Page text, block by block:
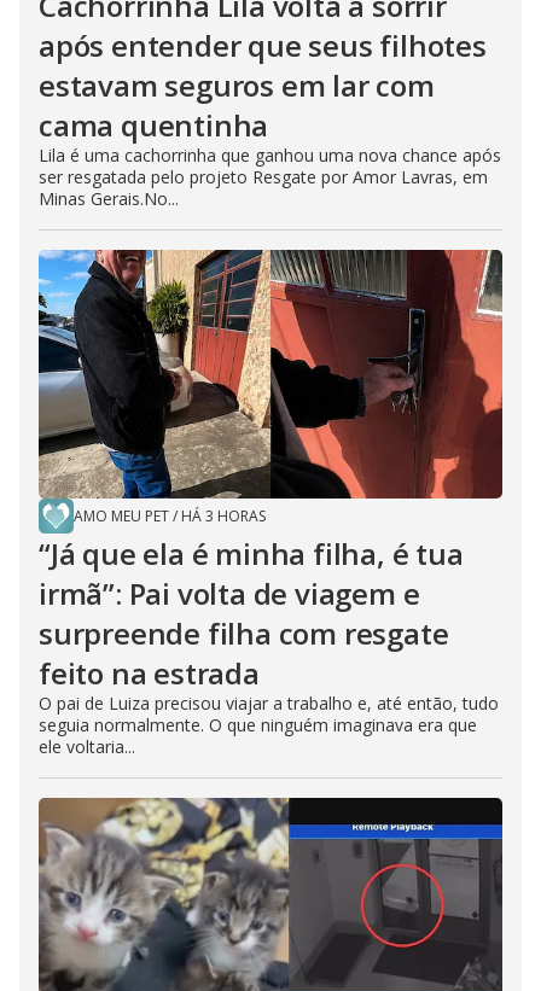
após entender que seus filhotes
estavam seguros em lar com
cama quentinha
Lila é uma cachorrinha que ganhou uma nova chance após
ser resgatada pelo projeto Resgate por Amor Lavras, em
Minas Gerais.No...
AMO MEU PET/ HÁ 3 HORAS
“Já que ela é minha filha, é tua
irmã”: Pai volta de viagem e
surpreende filha com resgate
feito na estrada
O pai de Luiza precisou viajar a trabalho e, até então, tudo
seguia normalmente. O que ninguém imaginava era que
ele voltaria...